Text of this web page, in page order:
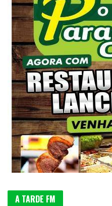
A TARDE FM